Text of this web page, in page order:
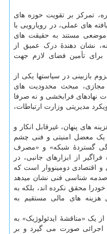
تمرکز بر تقویت حوزه های
های عملی، در رویارویی با
مستند به حقیقت های
نشان دهندهٔ درک عمیق از
تأمین فضای لازم جهت
بازبینی در سیاستها یکی از
مبحث محدودیت های
نهادهای فرابخشی و نه صرفا
مدیریتی وزارت ارتباطات،
های پنهان، غیرقابل انکار و
یک معضل امنیتی و فنی چشم
گستردهٔ شبکه» و «مصرف
از ابزارهای جانبی، در
و اقتصادی دومینووار است که
صدمه شناسی فنی نشان میدهد
محقق نکرده اند، بلکه به
هزینه های مالی مستقیم به
یک «مناقشهٔ ایدئولوژیک» به
اجرائی صورت می گیرد و بر